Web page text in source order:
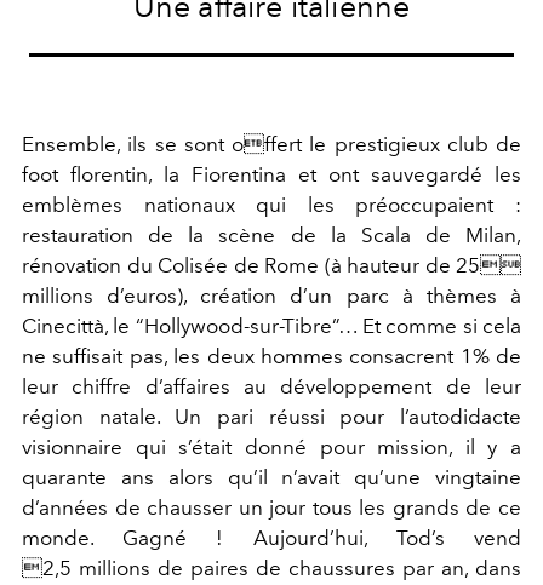
Ensemble, ils se sont offert le prestigieux club de
foot florentin, la Fiorentina et ont sauvegardé les
emblèmes nationaux qui les préoccupaient :
restauration de la scène de la Scala de Milan,
rénovation du Colisée de Rome (à hauteur de 25
millions d’euros), création d’un parc à thèmes à
Cinecittà, le “Hollywood-sur-Tibre”… Et comme si cela
ne suffisait pas, les deux hommes consacrent 1% de
leur chiffre d’affaires au développement de leur
région natale. Un pari réussi pour l’autodidacte
visionnaire qui s’était donné pour mission, il y a
quarante ans alors qu’il n’avait qu’une vingtaine
d’années de chausser un jour tous les grands de ce
monde. Gagné ! Aujourd’hui, Tod’s vend
2,5 millions de paires de chaussures par an, dans